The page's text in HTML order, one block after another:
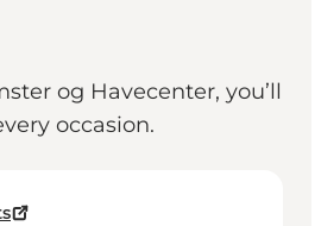
og Havecenter, you’ll
occasion.